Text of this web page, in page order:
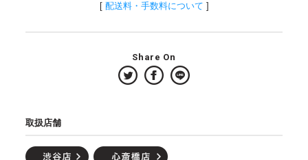
[ 配送料・手数料について ]
Share On
取扱店舗